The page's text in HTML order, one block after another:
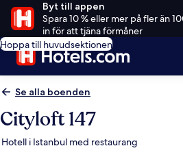
Byt till appen
Spara 10 % eller mer på fler än
in för att tjäna förmåner
Hoppa till huvudsektionen
Se alla boenden
Cityloft 147
Hotell i Istanbul med restaurang